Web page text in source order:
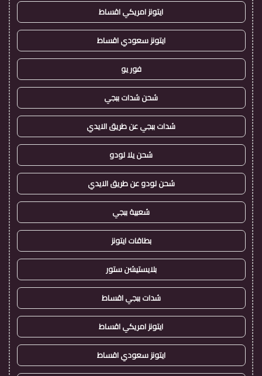
ايتونز امريكي اقساط
ايتونز سعودي اقساط
فور يو
شحن شدات ببجي
شدات ببجي عن طريق الايدي
شحن يلا لودو
شحن لودو عن طريق الايدي
شعبية ببجي
بطاقات ايتونز
بلايستيشن ستور
شدات ببجي اقساط
ايتونز امريكي اقساط
ايتونز سعودي اقساط